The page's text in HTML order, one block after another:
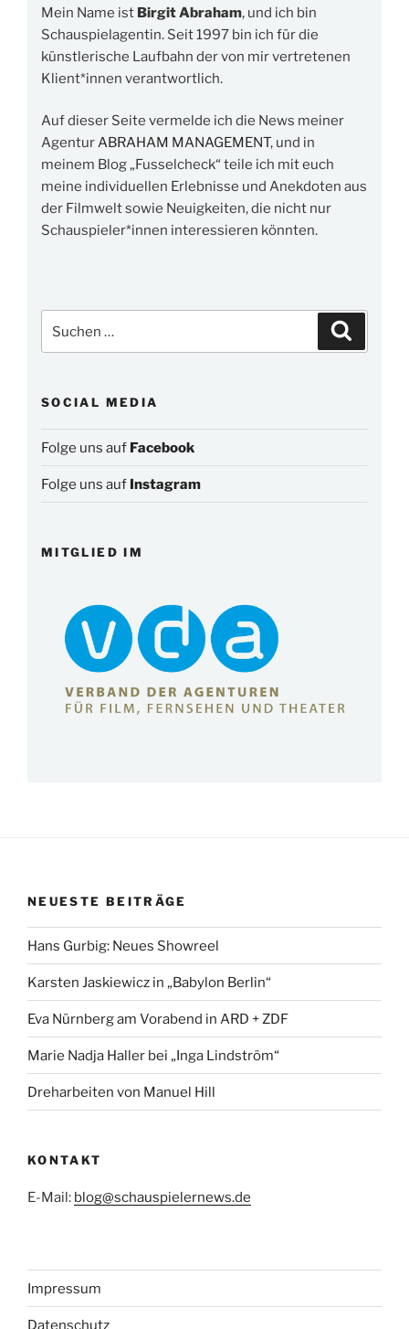
Mein Name ist Birgit Abraham, und ich bin
Schauspielagentin. Seit 1997 bin ich für die
künstlerische Laufbahn der von mir vertretenen
Klient*innen verantwortlich.
Auf dieser Seite vermelde ich die News meiner
AgenturABRAHAM MANAGEMENT, und in
meinem Blog „Fusselcheck“ teile ich mit euch
meine individuellen Erlebnisse und Anekdoten aus
der Filmwelt sowie Neuigkeiten, die nicht nur
Schauspieler*innen interessieren könnten.
nach:
SOCIAL MEDIA
Folge uns auf Facebook
Folge uns auf Instagram
MITGLIED IM
NEUESTE BEITRÄGE
Hans Gurbig: Neues Showreel
Karsten Jaskiewicz in „Babylon Berlin“
Eva Nürnberg am Vorabend in ARD + ZDF
Marie Nadja Haller bei „Inga Lindström“
Dreharbeiten von Manuel Hill
KONTAKT
E-Mail: blog@schauspielernews.de
Impressum
Datenschutz